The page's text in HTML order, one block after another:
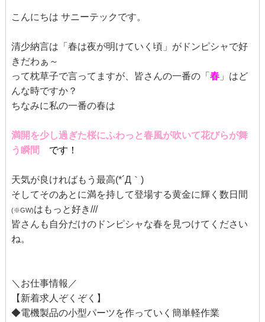
こんにちは サニーテックです。
清少納言は「春は夜が明けていく頃」がドンピシャで好
きだわぁ～
って枕草子で言ってますが、皆さんの一番の「 春」はど
んな時ですか？
ちなみに私の一番の春は
満開を少し過ぎた桜にふわっと春風が吹いて花びらが舞
う瞬間
です！
天気が良ければもう最高(*´Д｀)
そしてそのあとに満を持して登場する黄金に輝く数日間
(※GW)はもっと好き///
皆さんも自分だけのドンピシャな春を見つけてください
ね。
＼お仕事情報／
【新着求人ぞくぞく】
◆電機製品の小型パーツを作っていく簡単軽作業